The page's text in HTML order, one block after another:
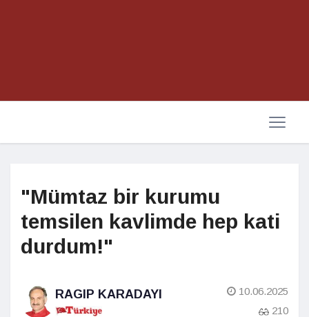
"Mümtaz bir kurumu
temsilen kavlimde hep kati
durdum!"
RAGIP KARADAYI
10.06.2025
210